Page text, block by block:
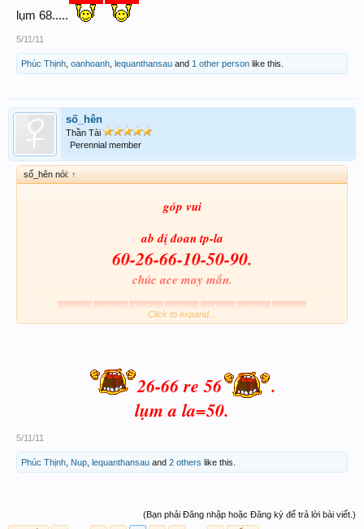
lụm 68.....
5/11/11
Phúc Thịnh oanhoanh lequanthansau and 1 other person like this.
số_hên
Thần Tài
Perennial member
số_hên nói: ↑
góp vui
ab dị đoan tp-la
60-26-66-10-50-90.
chúc ace may mắn.
Click to expand...
26-66 re 56
.
lụm a la=50.
5/11/11
Phúc Thịnh Nup lequanthansau and 2 others like this.
(Bạn phải Đăng nhập hoặc Đăng ký để trả lời bài viết.)